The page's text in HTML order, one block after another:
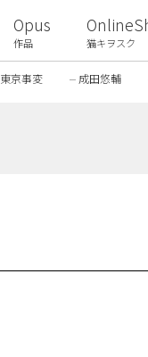
Opus
作品 猫キヲスク
東京事変 成田悠輔